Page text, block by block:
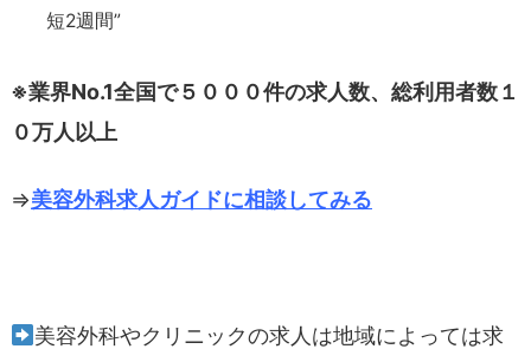
短2週間”
※業界No.1全国で５０００件の求人数、総利用者数１
０万人以上
⇒美容外科求人ガイドに相談してみる
美容外科やクリニックの求人は地域によっては求